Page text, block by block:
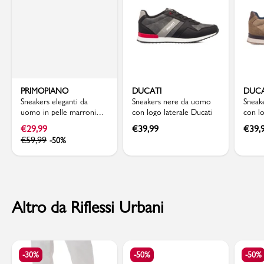
PRIMOPIANO
Sneakers eleganti da
uomo in pelle marroni
Primo Piano
€29,99
€59,99 -50%
DUCATI
Sneakers nere da uomo
con logo laterale Ducati
€39,99
con
€
Altro da Riflessi Urbani
-30% -50% -50%